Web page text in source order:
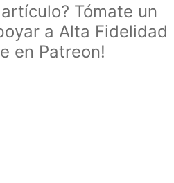
Tómate un
a Alta Fidelidad
en Patreon!